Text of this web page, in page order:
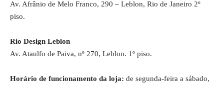
Av. Afrânio de Melo Franco, 290 – Leblon, Rio de Janeiro 2º
piso.
Rio Design Leblon
Av. Ataulfo de Paiva, nº 270, Leblon. 1º piso.
Horário de funcionamento da loja: de segunda-feira a sábado,